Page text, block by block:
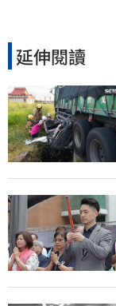
延伸閱讀